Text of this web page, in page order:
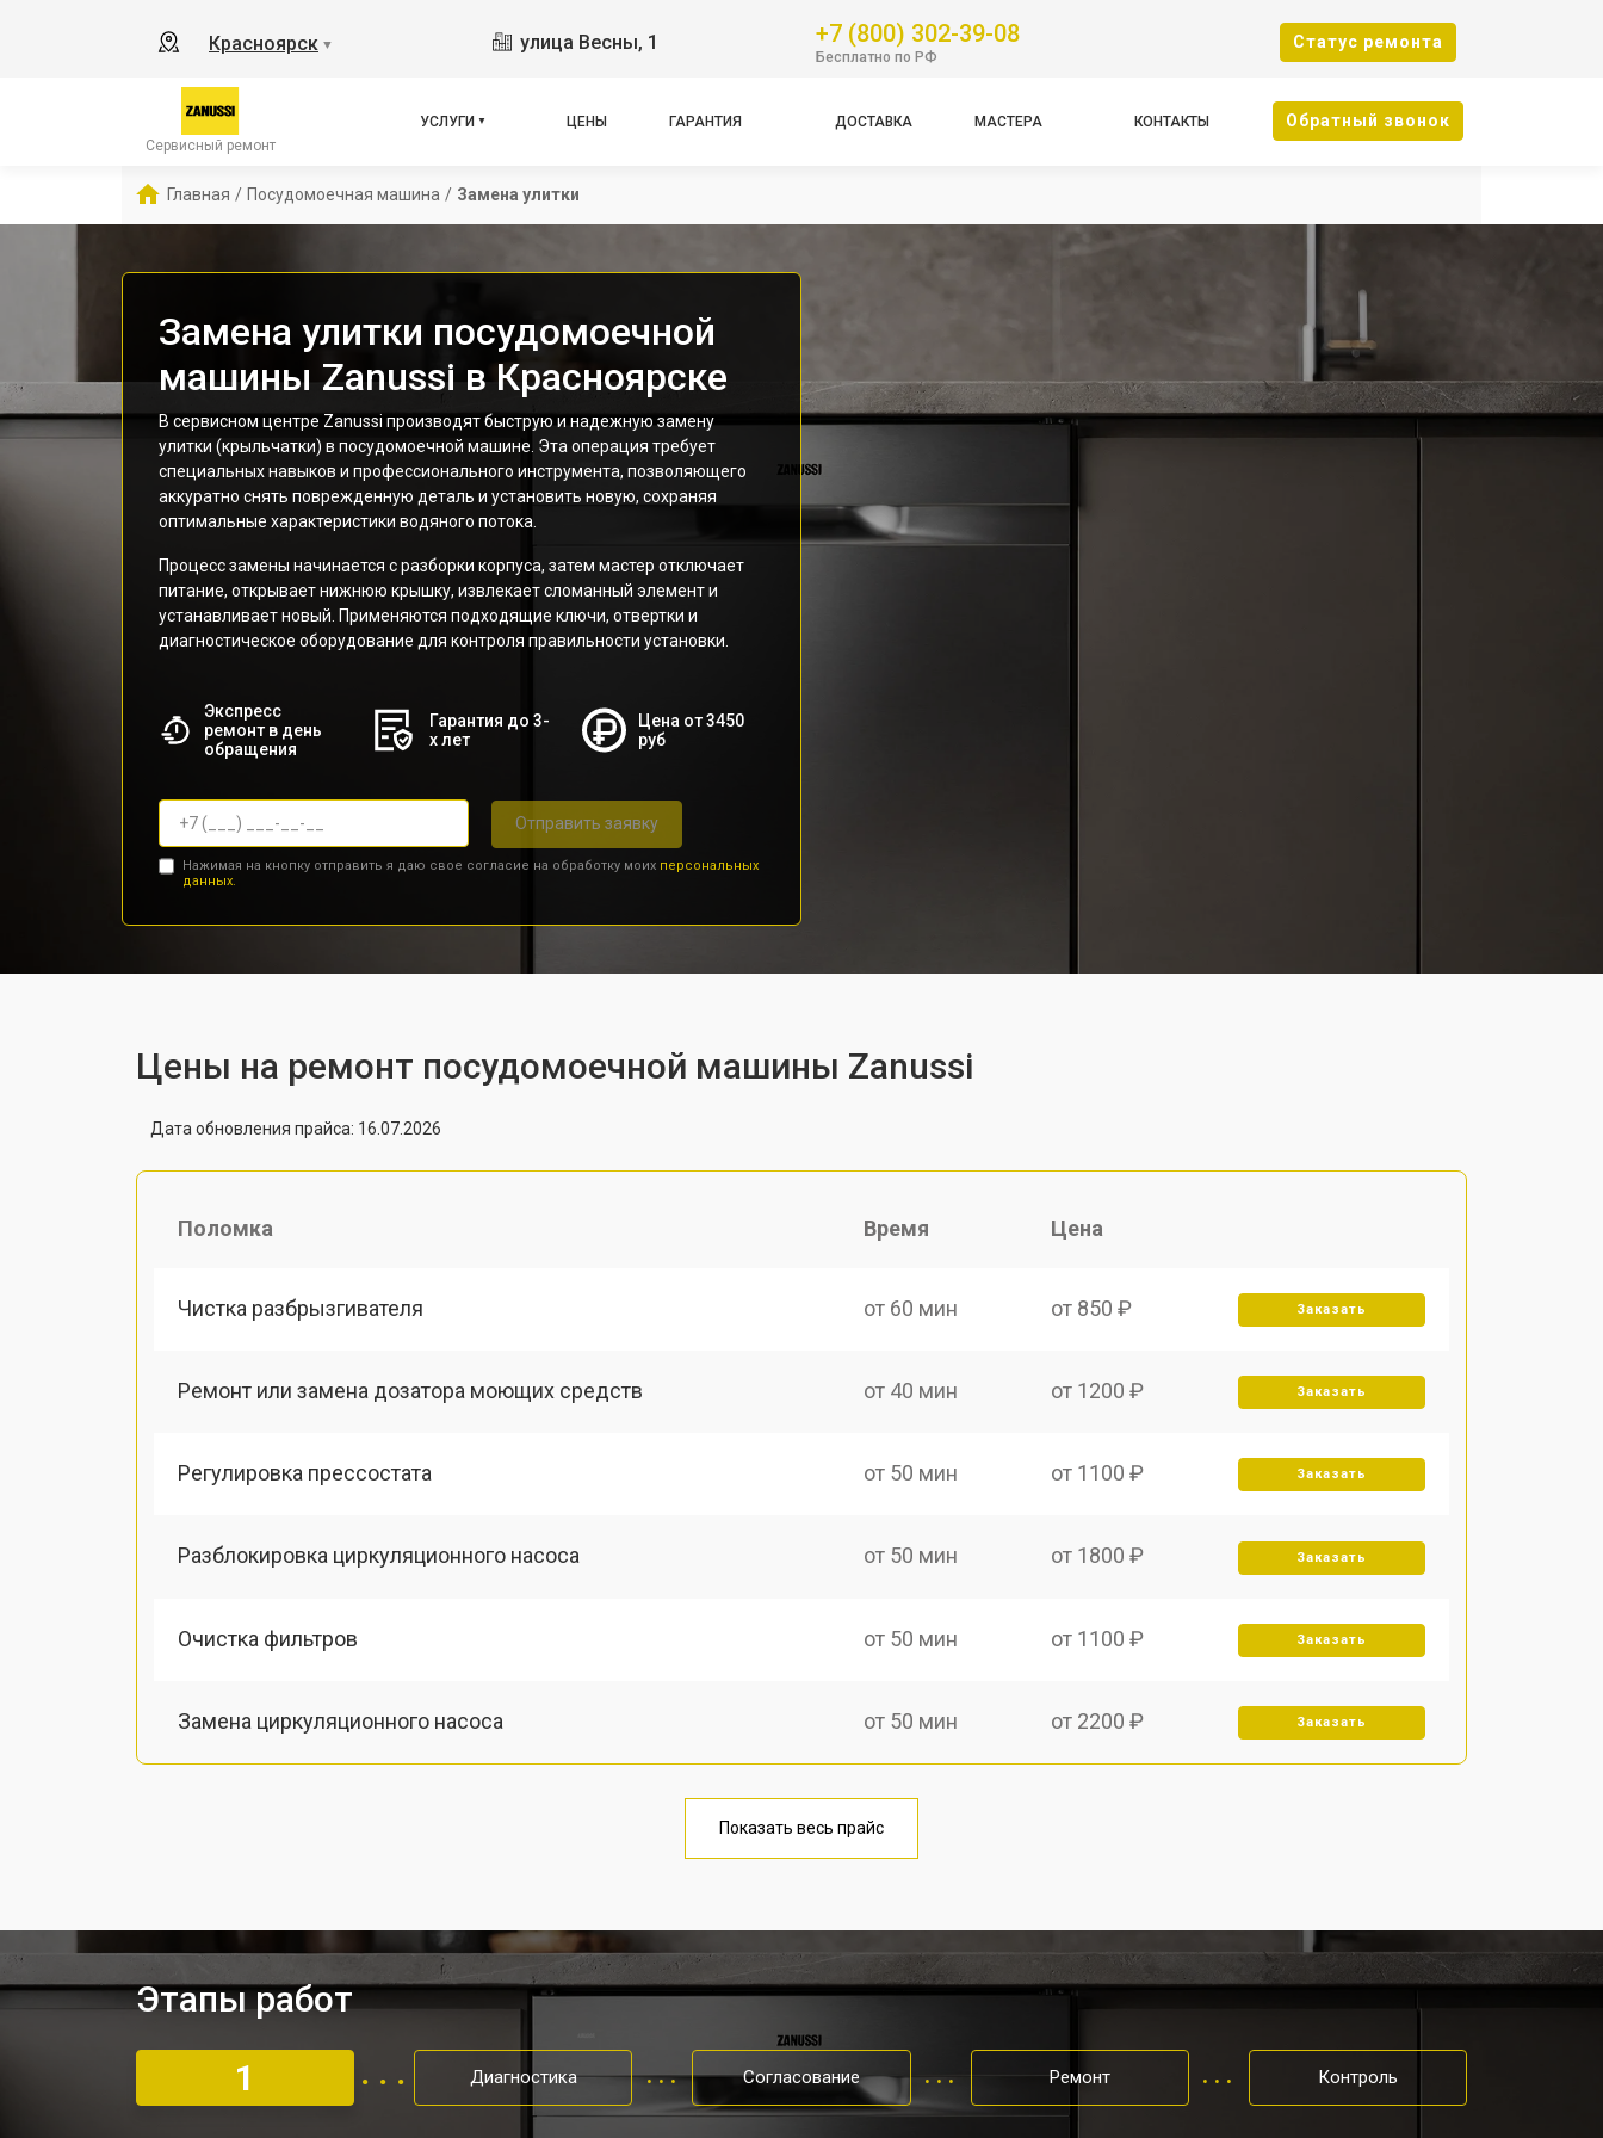
Красноярск ▼ улица Весны, 1 +7 (800) 302-39-08
Бесплатно по РФ
Cтатус ремонта
Сервисный ремонт
УСЛУГИ ЦЕНЫ ГАРАНТИЯ ДОСТАВКА МАСТЕРА КОНТАКТЫ Oбратный звонок
Главная / Посудомоечная машина / Замена улитки
Замена улитки посудомоечной
машины Zanussi в Красноярске
В сервисном центре Zanussi производят быструю и надежную замену
улитки (крыльчатки) в посудомоечной машине. Эта операция требует
специальных навыков и профессионального инструмента, позволяющего
аккуратно снять поврежденную деталь и установить новую, сохраняя
оптимальные характеристики водяного потока.
Процесс замены начинается с разборки корпуса, затем мастер отключает
питание, открывает нижнюю крышку, извлекает сломанный элемент и
устанавливает новый. Применяются подходящие ключи, отвертки и
диагностическое оборудование для контроля правильности установки.
Экспресс
ремонт в день
обращения
Гарантия до 3-
х лет
Цена от 3450
руб
Отправить заявку
Нажимая на кнопку отправить я даю свое согласие на обработку моих персональных
данных.
Цены на ремонт посудомоечной машины Zanussi
Дата обновления прайса: 16.07.2026
Поломка Время Цена
Чистка разбрызгивателя от 60 мин от 850 ₽ Заказать
Ремонт или замена дозатора моющих средств от 40 мин от 1200 ₽ Заказать
Регулировка прессостата от 50 мин от 1100 ₽ Заказать
Разблокировка циркуляционного насоса от 50 мин от 1800 ₽ Заказать
Очистка фильтров от 50 мин от 1100 ₽ Заказать
Замена циркуляционного насоса от 50 мин от 2200 ₽ Заказать
от 40 мин
Ремонт или замена патрубка от 50 мин от 1600 ₽
Ремонт или замена петли двери от 60 мин от 1000 ₽ Заказать
Показать весь прайс
Этапы работ
1
Диагностика Согласование Ремонт Контроль